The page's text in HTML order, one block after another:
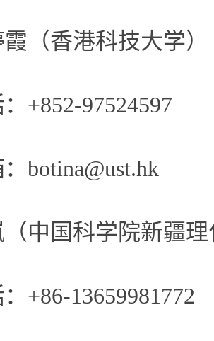
（香港科技大学）
+852-97524597
botina@ust.hk
（中国科学院新疆
+86-13659981772